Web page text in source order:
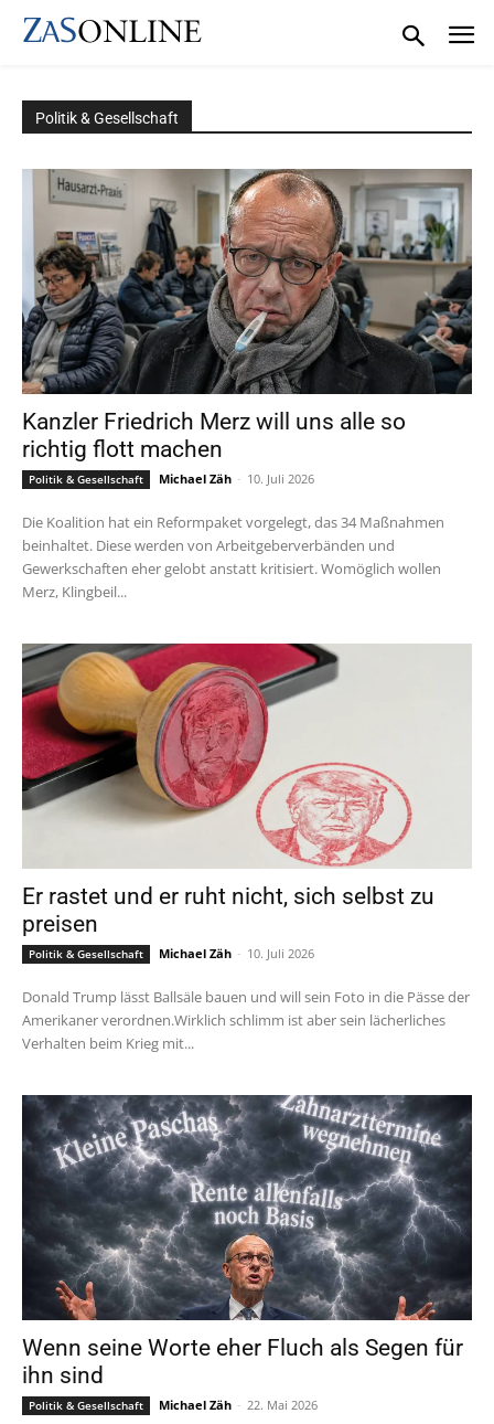
Politik & Gesellschaft
Kanzler Friedrich Merz will uns alle so
richtig flott machen
Politik & Gesellschaft Michael Zäh - 10. Juli 2026
Die Koalition hat ein Reformpaket vorgelegt, das 34 Maßnahmen
beinhaltet. Diese werden von Arbeitgeberverbänden und
Gewerkschaften eher gelobt anstatt kritisiert. Womöglich wollen
Merz, Klingbeil...
Er rastet und er ruht nicht, sich selbst zu
preisen
Politik & Gesellschaft Michael Zäh - 10. Juli 2026
Donald Trump lässt Ballsäle bauen und will sein Foto in die Pässe der
Amerikaner verordnen.Wirklich schlimm ist aber sein lächerliches
Verhalten beim Krieg mit...
Wenn seine Worte eher Fluch als Segen für
ihn sind
Politik & Gesellschaft Michael Zäh - 22. Mai 2026